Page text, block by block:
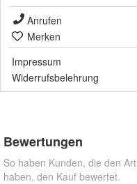
Anrufen
Merken
Impressum
Widerrufsbelehrung
Bewertungen
So haben Kunden, die den
haben, den Kauf bewertet.